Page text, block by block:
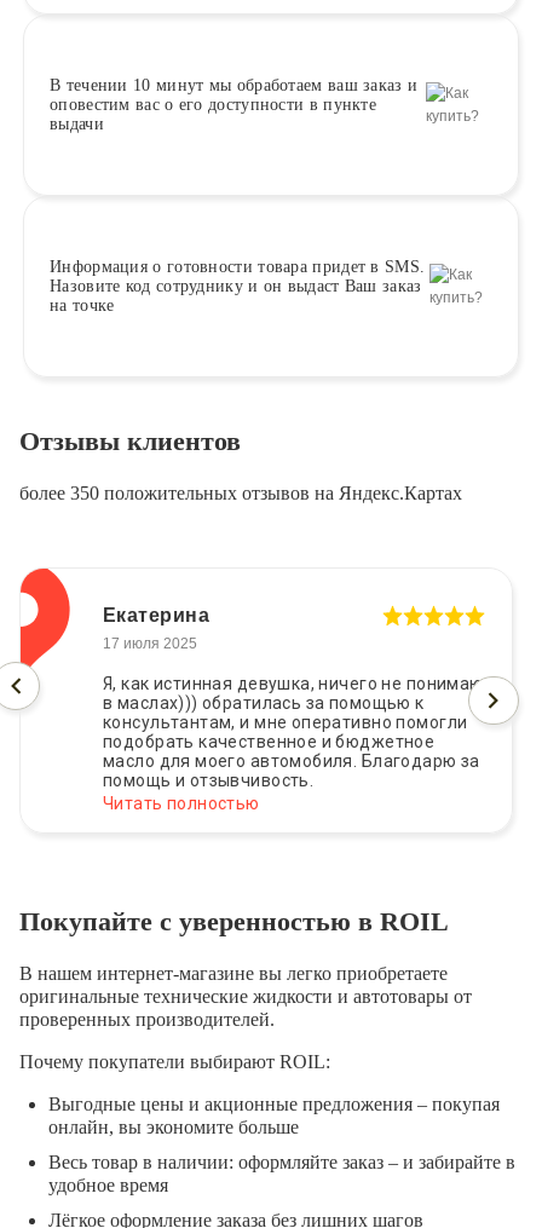
В течении 10 минут мы обработаем ваш заказ и
оповестим вас о его доступности в пункте
выдачи
Информация о готовности товара придет в SMS.
Назовите код сотруднику и он выдаст Ваш заказ
на точке
Отзывы клиентов
более 350 положительных отзывов на Яндекс.Картах
Екатерина
17 июля 2025
Я, как истинная девушка, ничего не понимаю
в маслах))) обратилась за помощью к
консультантам, и мне оперативно помогли
подобрать качественное и бюджетное
масло для моего автомобиля. Благодарю за
помощь и отзывчивость.
Читать полностью
Покупайте с уверенностью в ROIL
В нашем интернет-магазине вы легко приобретаете
оригинальные технические жидкости и автотовары от
проверенных производителей.
Почему покупатели выбирают ROIL:
Выгодные цены и акционные предложения – покупая
онлайн, вы экономите больше
Весь товар в наличии: оформляйте заказ – и забирайте в
удобное время
Лёгкое оформление заказа без лишних шагов